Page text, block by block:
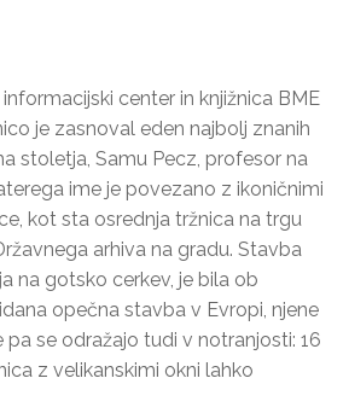
center in knjižnica BME
je zasnoval eden najbolj znanih
stoletja, Samu Pecz, profesor na
ime je povezano z ikoničnimi
kot sta osrednja tržnica na trgu
arhiva na gradu. Stavba
na gotsko cerkev, je bila ob
opečna stavba v Evropi, njene
se odražajo tudi v notranjosti: 16
z velikanskimi okni lahko